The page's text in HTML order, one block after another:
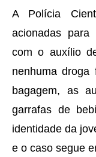
A Polícia
acionadas para
com o auxílio
nenhuma
bagagem, as
garrafas de
identidade da
e o caso segue